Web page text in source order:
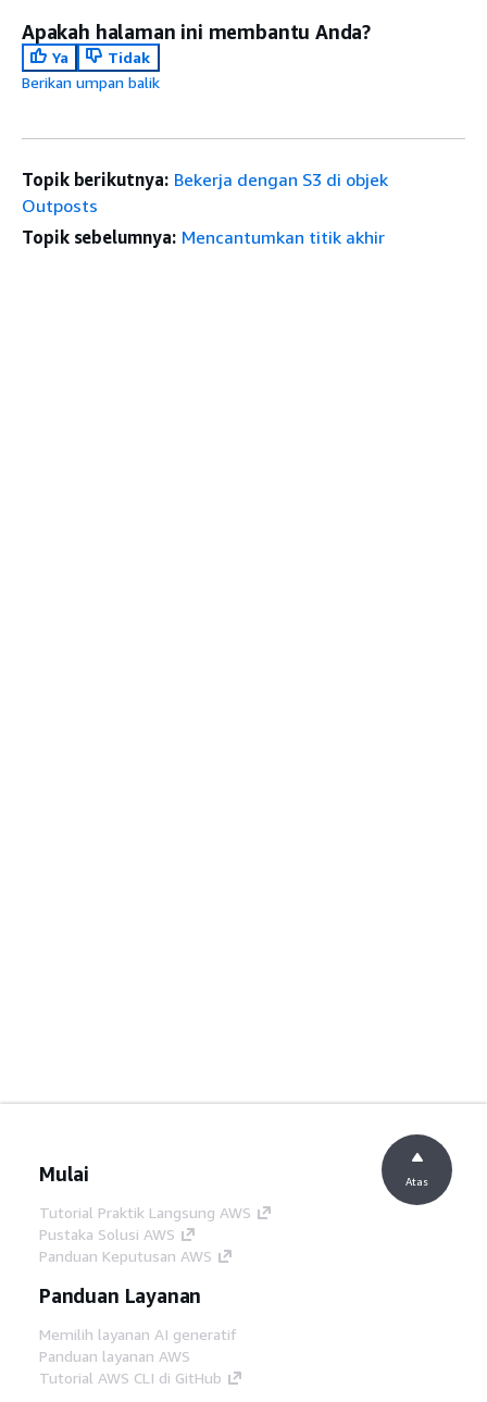
Apakah halaman ini membantu Anda?
Ya
Tidak
Berikan umpan balik
Topik berikutnya: Bekerja dengan S3 di objek
Outposts
Topik sebelumnya: Mencantumkan titik akhir
Mulai
Tutorial Praktik Langsung AWS
Pustaka Solusi AWS
Panduan Keputusan AWS
Panduan Layanan
Memilih layanan AI generatif
Panduan layanan AWS
Tutorial AWS CLI di GitHub
Atas